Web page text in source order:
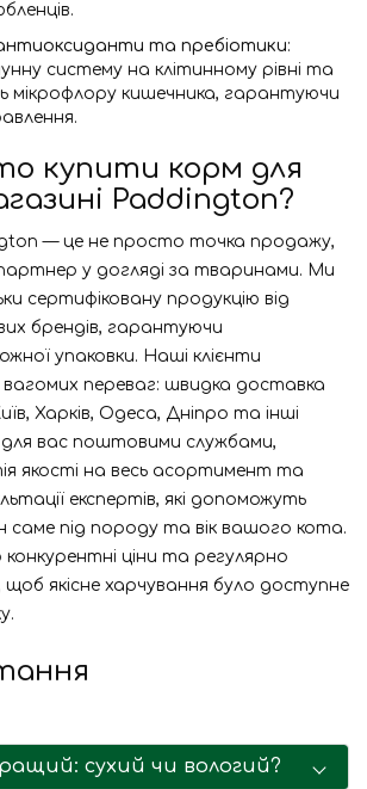
та пребіотики:
систему на клітинному рівні та
мікрофлору кишечника, гарантуючи
купити корм для
Paddington?
— це не просто точка продажу,
у догляді за тваринами. Ми
сертифіковану продукцію від
брендів, гарантуючи
упаковки. Наші клієнти
переваг: швидка доставка
Харків, Одеса, Дніпро та інші
для вас поштовими службами,
якості на весь асортимент та
експертів, які допоможуть
саме під породу та вік вашого кота.
ціни та регулярно
щоб якісне харчування було доступне
сухий чи вологий?